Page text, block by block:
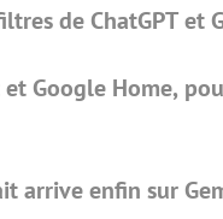
de ChatGPT et
Google Home,
arrive enfin sur